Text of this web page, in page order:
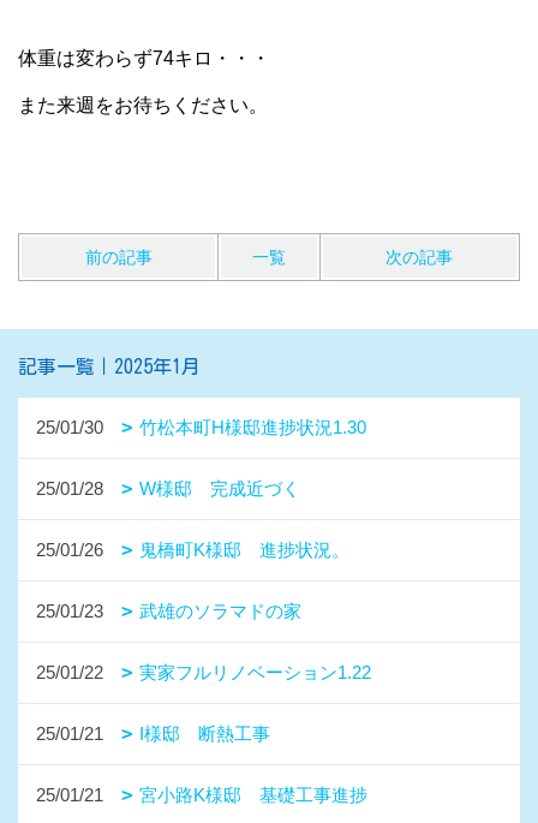
体重は変わらず74キロ・・・
また来週をお待ちください。
前の記事 一覧 次の記事
記事一覧｜2025年1月
25/01/30 竹松本町H様邸進捗状況1.30
25/01/28 W様邸 完成近づく
25/01/26 鬼橋町K様邸 進捗状況。
25/01/23 武雄のソラマドの家
25/01/22 実家フルリノベーション1.22
25/01/21 I様邸 断熱工事
25/01/21 宮小路K様邸 基礎工事進捗